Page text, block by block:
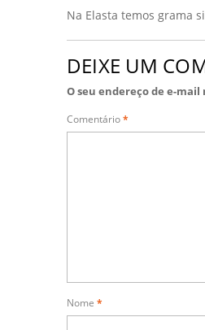
Na Elasta temos grama
DEIXE UM
O seu endereço de e-
Comentário*
Nome *